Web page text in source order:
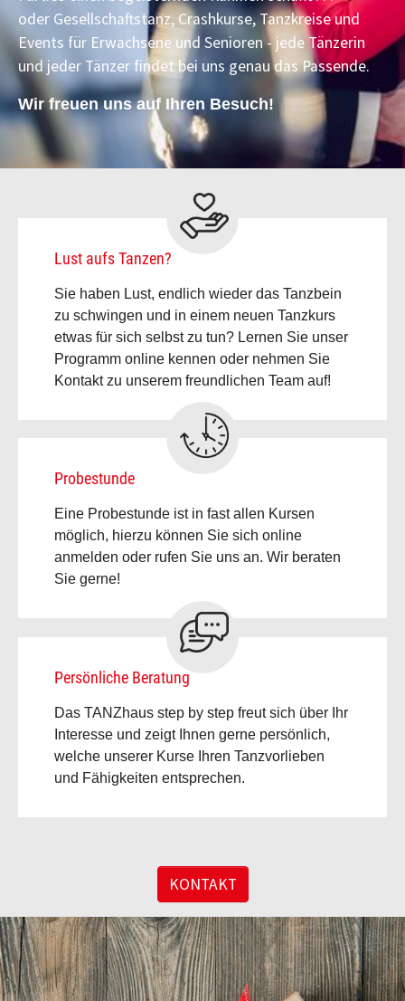
oder Gesellschaftstanz, Crashkurse, Tanzkreise und
Events für Erwachsene und Senioren - jede Tänzerin
und jeder Tänzer findet bei uns genau das Passende.
Wir freuen uns auf Ihren Besuch!
Lust aufs Tanzen?
Sie haben Lust, endlich wieder das Tanzbein
zu schwingen und in einem neuen Tanzkurs
etwas für sich selbst zu tun? Lernen Sie unser
Programm online kennen oder nehmen Sie
Kontakt zu unserem freundlichen Team auf!
Probestunde
Eine Probestunde ist in fast allen Kursen
möglich, hierzu können Sie sich online
anmelden oder rufen Sie uns an. Wir beraten
Sie gerne!
Persönliche Beratung
Das TANZhaus step by step freut sich über Ihr
Interesse und zeigt Ihnen gerne persönlich,
welche unserer Kurse Ihren Tanzvorlieben
und Fähigkeiten entsprechen.
KONTAKT